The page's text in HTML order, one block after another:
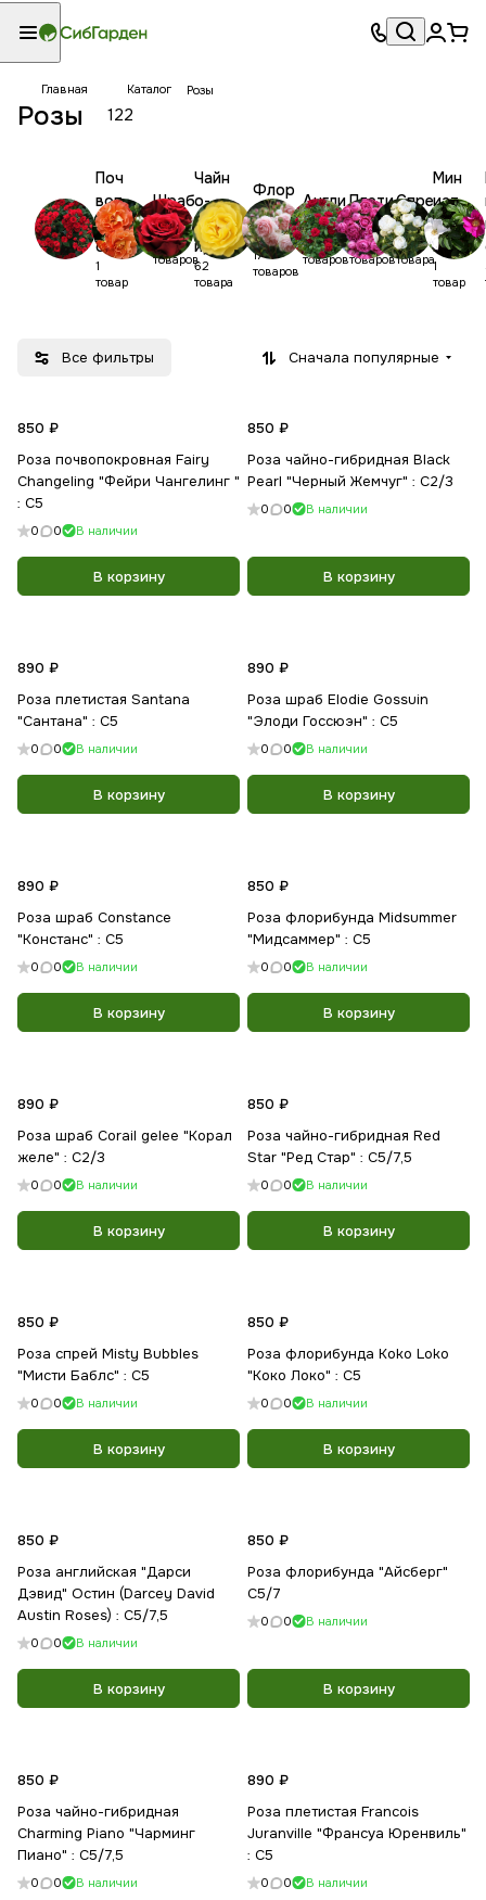
Главная Каталог Розы
Розы 122
Поч
воп
окр
овн
ые
1
товар
Шраб
ы
14
товаров
Чайн
о-
гибр
идны
е
62
товара
Флор
ибунд
а
17
товаров
Англи
йские
8
товаров
Плети
стые
14
товаров
Спре
й
2
товара
Мин
иат
юрн
ые
1
товар
Все фильтры Сначала популярные
850 ₽
Роза почвопокровная Fairy
Changeling "Фейри Чангелинг "
: С5
0 0 В наличии
В корзину
850 ₽
Роза чайно-гибридная Black
Pearl "Черный Жемчуг" : С2/3
0 0 В наличии
В корзину
890 ₽
Роза плетистая Santana
"Сантана" : С5
0 0 В наличии
В корзину
890 ₽
Роза шраб Elodie Gossuin
"Элоди Госсюэн" : C5
0 0 В наличии
В корзину
890 ₽
Роза шраб Constance
"Констанс" : C5
0 0 В наличии
В корзину
850 ₽
Роза флорибунда Midsummer
"Мидсаммер" : С5
0 0 В наличии
В корзину
890 ₽
Роза шраб Corail gelee "Корал
желе" : C2/3
0 0 В наличии
В корзину
850 ₽
Роза чайно-гибридная Red
Star "Ред Стар" : С5/7,5
0 0 В наличии
В корзину
850 ₽
Роза спрей Misty Bubbles
"Мисти Баблс" : С5
0 0 В наличии
В корзину
850 ₽
Роза флорибунда Koko Loko
"Коко Локо" : С5
0 0 В наличии
В корзину
850 ₽
Роза английская "Дарси
Дэвид" Остин (Darcey David
Austin Roses) : С5/7,5
0 0 В наличии
В корзину
850 ₽
Роза флорибунда "Айсберг"
С5/7
0 0 В наличии
В корзину
850 ₽
Роза чайно-гибридная
Charming Piano "Чарминг
Пиано" : С5/7,5
0 0 В наличии
890 ₽
Роза плетистая Francois
Juranville "Франсуа Юренвиль"
: С5
0 0 В наличии